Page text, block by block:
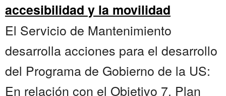
accesibilidad y la movilidad
El Servicio de Mantenimiento
desarrolla acciones para el desarrollo
del Programa de Gobierno de la US:
En relación con el Objetivo 7. Plan